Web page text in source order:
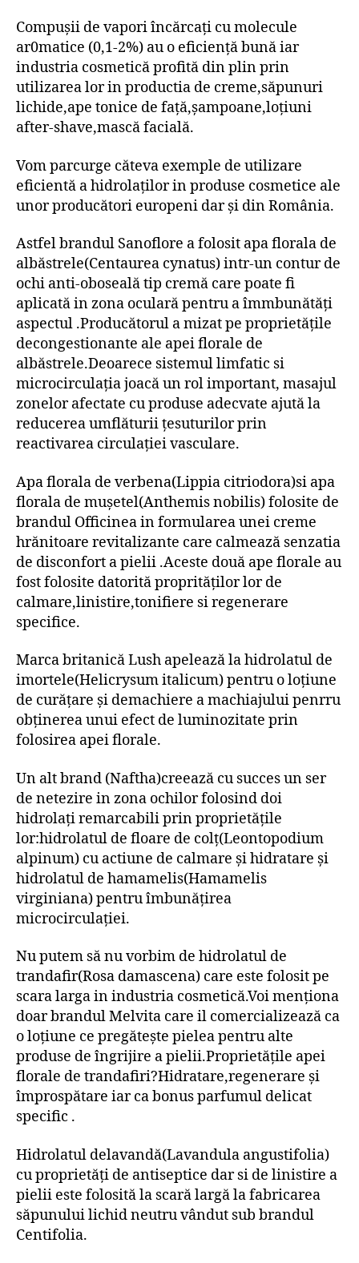
Compușii de vapori încărcați cu molecule
ar0matice (0,1-2%) au o eficiență bună iar
industria cosmetică profită din plin prin
utilizarea lor in productia de creme,săpunuri
lichide,ape tonice de față,șampoane,loțiuni
after-shave,mască facială.
Vom parcurge căteva exemple de utilizare
eficientă a hidrolaților in produse cosmetice ale
unor producători europeni dar și din România.
Astfel brandul Sanoflore a folosit apa florala de
albăstrele(Centaurea cynatus) intr-un contur de
ochi anti-oboseală tip cremă care poate fi
aplicată in zona oculară pentru a îmmbunătăți
aspectul .Producătorul a mizat pe proprietățile
decongestionante ale apei florale de
albăstrele.Deoarece sistemul limfatic si
microcirculația joacă un rol important, masajul
zonelor afectate cu produse adecvate ajută la
reducerea umflăturii țesuturilor prin
reactivarea circulației vasculare.
Apa florala de verbena(Lippia citriodora)si apa
florala de mușetel(Anthemis nobilis) folosite de
brandul Officinea in formularea unei creme
hrănitoare revitalizante care calmează senzatia
de disconfort a pielii .Aceste două ape florale au
fost folosite datorită proprităților lor de
calmare,linistire,tonifiere si regenerare
specifice.
Marca britanică Lush apelează la hidrolatul de
imortele(Helicrysum italicum) pentru o loțiune
de curățare și demachiere a machiajului penrru
obținerea unui efect de luminozitate prin
folosirea apei florale.
Un alt brand (Naftha)creează cu succes un ser
de netezire in zona ochilor folosind doi
hidrolați remarcabili prin proprietățile
lor:hidrolatul de floare de colț(Leontopodium
alpinum) cu actiune de calmare și hidratare și
hidrolatul de hamamelis(Hamamelis
virginiana) pentru îmbunățirea
microcirculației.
Nu putem să nu vorbim de hidrolatul de
trandafir(Rosa damascena) care este folosit pe
scara larga in industria cosmetică.Voi menționa
doar brandul Melvita care il comercializează ca
o loțiune ce pregătește pielea pentru alte
produse de îngrijire a pielii.Proprietățile apei
florale de trandafiri?Hidratare,regenerare și
împrospătare iar ca bonus parfumul delicat
specific .
Hidrolatul delavandă(Lavandula angustifolia)
cu proprietăți de antiseptice dar si de linistire a
pielii este folosită la scară largă la fabricarea
săpunului lichid neutru vândut sub brandul
Centifolia.